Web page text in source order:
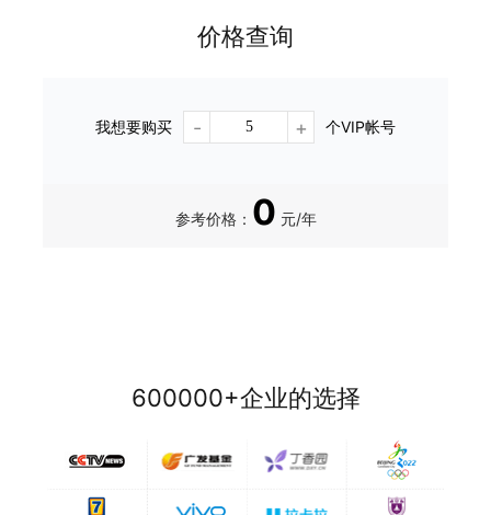
价格查询
我想要购买 - + 个VIP帐号
参考价格： 0 元/年
600000+企业的选择